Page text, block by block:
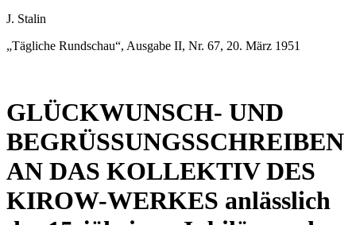
J. Stalin
„Tägliche Rundschau“, Ausgabe II, Nr. 67, 20. März 1951
GLÜCKWUNSCH- UND
BEGRÜSSUNGSSCHREIBEN
AN DAS KOLLEKTIV DES
KIROW-WERKES anlässlich